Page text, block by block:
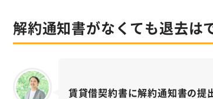
解約通知書がなくても退去は
賃貸借契約書に解約通知書の提